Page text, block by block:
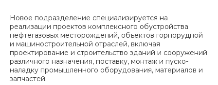
Новое подразделение специализируется на
реализации проектов комплексного обустройства
нефтегазовых месторождений, объектов горнорудной
и машиностроительной отраслей, включая
проектирование и строительство зданий и сооружений
различного назначения, поставку, монтаж и пуско-
наладку промышленного оборудования, материалов и
запчастей.